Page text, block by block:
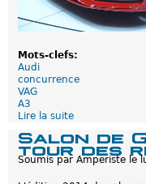
e
-
o
Mots-clefs:
Audi
concurrence
VAG
A3
Lire la suite
A
d
Salon de
tour des
Soumis par Amperiste le